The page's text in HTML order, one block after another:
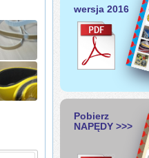
wersja 2016
Pobierz
NAPĘDY >>>